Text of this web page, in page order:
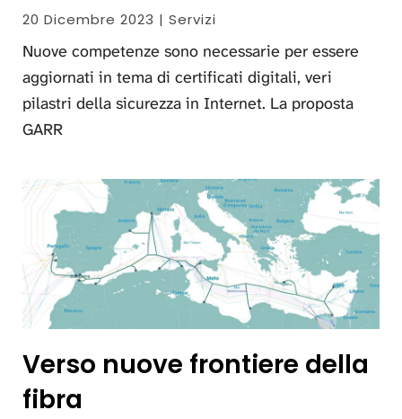
20 Dicembre 2023 | Servizi
Nuove competenze sono necessarie per essere
aggiornati in tema di certificati digitali, veri
pilastri della sicurezza in Internet. La proposta
GARR
Verso nuove frontiere della
fibra